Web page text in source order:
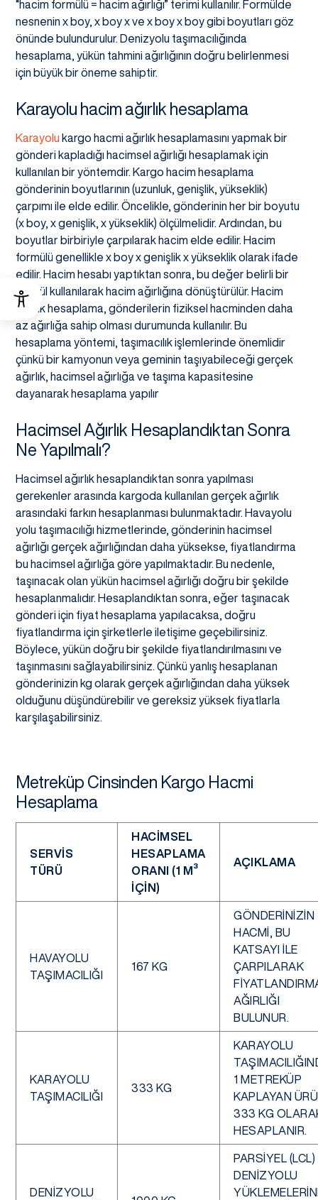
“hacim formülü = hacim ağırlığı” terimi kullanılır. Formülde
nesnenin x boy, x boy x ve x boy x boy gibi boyutları göz
önünde bulundurulur. Denizyolu taşımacılığında
hesaplama, yükün tahmini ağırlığının doğru belirlenmesi
için büyük bir öneme sahiptir.
Karayolu hacim ağırlık hesaplama
Karayolu kargo hacmi ağırlık hesaplamasını yapmak bir
gönderi kapladığı hacimsel ağırlığı hesaplamak için
kullanılan bir yöntemdir. Kargo hacim hesaplama
gönderinin boyutlarının (uzunluk, genişlik, yükseklik)
çarpımı ile elde edilir. Öncelikle, gönderinin her bir boyutu
(x boy, x genişlik, x yükseklik) ölçülmelidir. Ardından, bu
boyutlar birbiriyle çarpılarak hacim elde edilir. Hacim
formülü genellikle x boy x genişlik x yükseklik olarak ifade
edilir. Hacim hesabı yaptıktan sonra, bu değer belirli bir
formül kullanılarak hacim ağırlığına dönüştürülür. Hacim
ağırlık hesaplama, gönderilerin fiziksel hacminden daha
az ağırlığa sahip olması durumunda kullanılır. Bu
hesaplama yöntemi, taşımacılık işlemlerinde önemlidir
çünkü bir kamyonun veya geminin taşıyabileceği gerçek
ağırlık, hacimsel ağırlığa ve taşıma kapasitesine
dayanarak hesaplama yapılır
Hacimsel Ağırlık Hesaplandıktan Sonra
Ne Yapılmalı?
Hacimsel ağırlık hesaplandıktan sonra yapılması
gerekenler arasında kargoda kullanılan gerçek ağırlık
arasındaki farkın hesaplanması bulunmaktadır. Havayolu
yolu taşımacılığı hizmetlerinde, gönderinin hacimsel
ağırlığı gerçek ağırlığından daha yüksekse, fiyatlandırma
bu hacimsel ağırlığa göre yapılmaktadır. Bu nedenle,
taşınacak olan yükün hacimsel ağırlığı doğru bir şekilde
hesaplanmalıdır. Hesaplandıktan sonra, eğer taşınacak
gönderi için fiyat hesaplama yapılacaksa, doğru
fiyatlandırma için şirketlerle iletişime geçebilirsiniz.
Böylece, yükün doğru bir şekilde fiyatlandırılmasını ve
taşınmasını sağlayabilirsiniz. Çünkü yanlış hesaplanan
gönderinizin kg olarak gerçek ağırlığından daha yüksek
olduğunu düşündürebilir ve gereksiz yüksek fiyatlarla
karşılaşabilirsiniz.
Metreküp Cinsinden Kargo Hacmi
Hesaplama
SERVIS
TÜRÜ
HACIMSEL
HESAPLAMA
ORANI (1 M³
IÇIN)
AÇIKLAMA
HAVAYOLU
TAŞIMACILIĞI
167 KG
GÖNDERINIZIN
HACMI, BU
KATSAYI ILE
ÇARPILARAK
AĞIRLIĞI
BULUNUR.
KARAYOLU
TAŞIMACILIĞI
333 KG
KARAYOLU
1 METREKÜP
KAPLAYAN
333 KG
HESAPLANIR.
DENIZYOLU
PARSIYEL (LCL)
DENIZYOLU